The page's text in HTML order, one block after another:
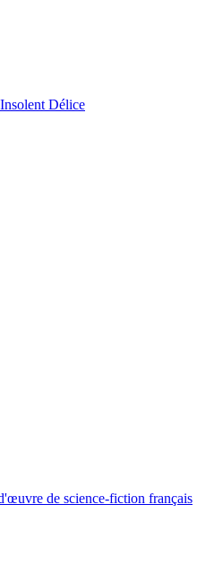
Délice
de science-fiction français